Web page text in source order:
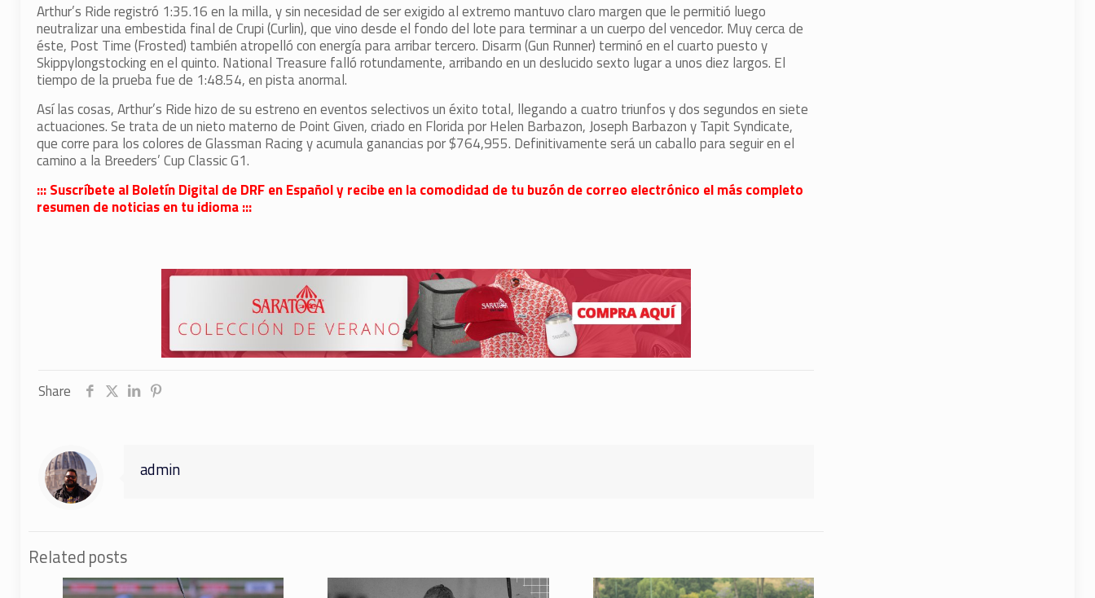
Arthur’s Ride registró 1:35.16 en la milla, y sin necesidad de ser exigido al extremo mantuvo claro margen que le permitió luego
neutralizar una embestida final de Crupi (Curlin), que vino desde el fondo del lote para terminar a un cuerpo del vencedor. Muy cerca de
éste, Post Time (Frosted) también atropelló con energía para arribar tercero. Disarm (Gun Runner) terminó en el cuarto puesto y
Skippylongstocking en el quinto. National Treasure falló rotundamente, arribando en un deslucido sexto lugar a unos diez largos. El
tiempo de la prueba fue de 1:48.54, en pista anormal.
Así las cosas, Arthur’s Ride hizo de su estreno en eventos selectivos un éxito total, llegando a cuatro triunfos y dos segundos en siete
actuaciones. Se trata de un nieto materno de Point Given, criado en Florida por Helen Barbazon, Joseph Barbazon y Tapit Syndicate,
que corre para los colores de Glassman Racing y acumula ganancias por $764,955. Definitivamente será un caballo para seguir en el
camino a la Breeders’ Cup Classic G1.
::: Suscríbete al Boletín Digital de DRF en Español y recibe en la comodidad de tu buzón de correo electrónico el más completo
resumen de noticias en tu idioma :::
Share
admin
Related posts